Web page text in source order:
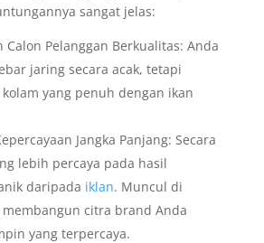
sangat jelas:
Calon Pelanggan Berkualitas: Anda
jaring secara acak, tetapi
yang penuh dengan ikan
Jangka Panjang: Secara
lebih percaya pada hasil
daripada iklan. Muncul di
citra brand Anda
yang terpercaya.